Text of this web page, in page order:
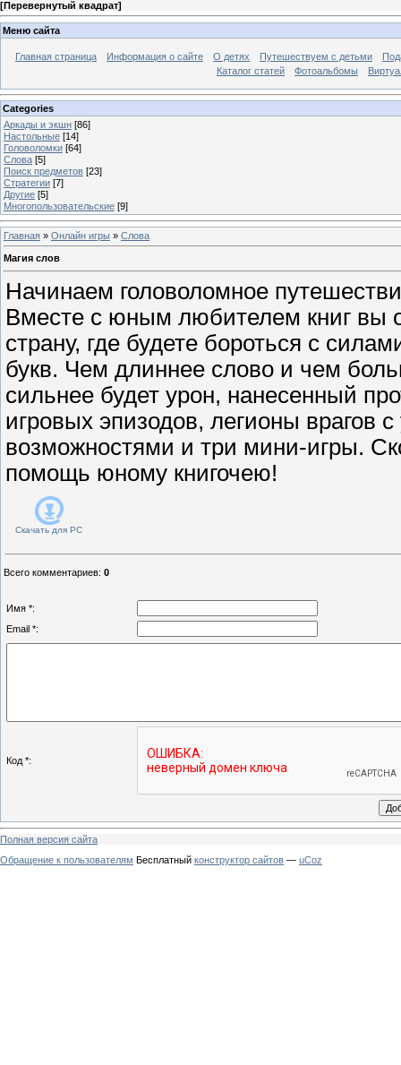
[Перевернутый квадрат]
Меню сайта
Главная страница Информация о сайте О детях Путешествуем с детьми
Каталог статей
Фотоальбомы
Categories
Аркады и экшн [86]
Настольные [14]
Головоломки [64]
Слова [5]
Поиск предметов [23]
Стратегии [7]
Другие [5]
Многопользовательские [9]
Главная » Онлайн игры » Слова
Магия слов
Начинаем головоломное
Вместе с юным любителем книг вы
страну, где будете бороться с
букв. Чем длиннее слово и чем
сильнее будет урон, нанесенный
игровых эпизодов, легионы врагов
возможностями и три мини-игры.
помощь юному книгочею!
Скачать для PC
Всего комментариев: 0
Имя *:
Email *:
Код *:
Полная версия сайта
Обращение к пользователям Бесплатный конструктор сайтов — uCoz